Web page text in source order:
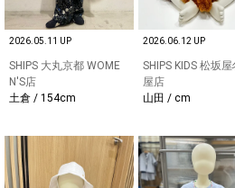
2026.05.11 UP
SHIPS 大丸京都 WOME
N'S店
土倉 / 154cm
2026.06.12 UP
SHIPS KIDS 松坂屋
屋店
山田 / cm